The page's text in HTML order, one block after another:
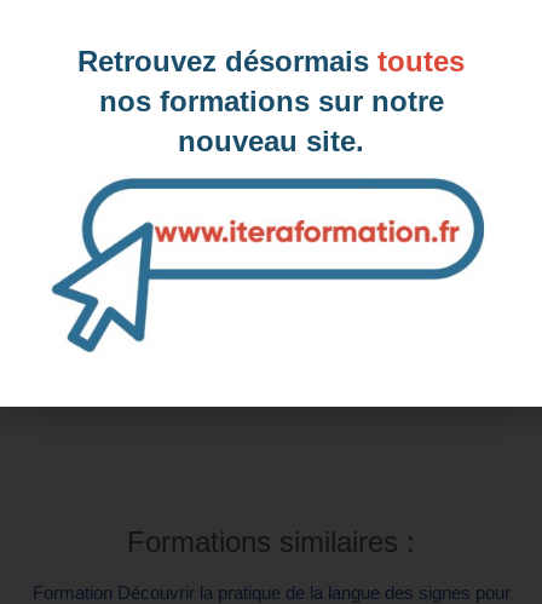
Inter-entreprise
Contactez-nous pour demander votre inscription
Intra-entreprise et sur mesure
Formations similaires :
Formation Découvrir la pratique de la langue des signes pour
Retrouvez désormais toutes
nos formations sur notre
nouveau site.